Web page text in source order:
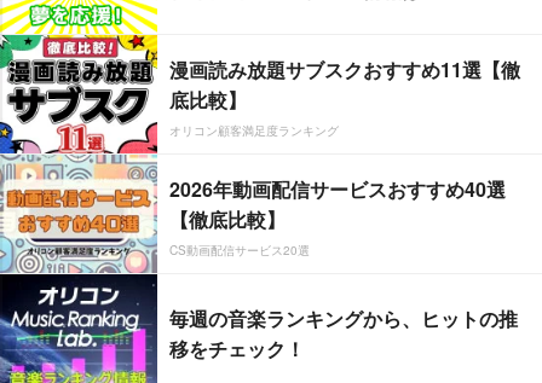
漫画読み放題サブスクおすすめ11選【徹
底比較】
オリコン顧客満足度ランキング
2026年動画配信サービスおすすめ40選
【徹底比較】
CS動画配信サービス20選
毎週の音楽ランキングから、ヒットの推
移をチェック！